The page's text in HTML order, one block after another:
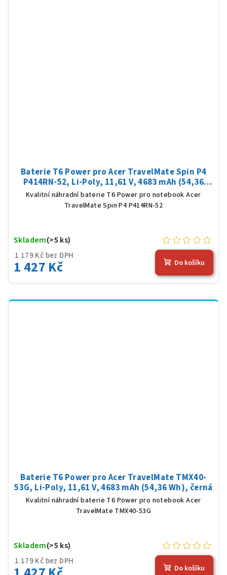
Baterie T6 Power pro Acer TravelMate Spin P4
P414RN-52, Li-Poly, 11,61 V, 4683 mAh (54,36
Wh), černá
Kvalitní náhradní baterie T6 Power pro notebook Acer
TravelMate Spin P4 P414RN-52
1 179 Kč bez DPH
1 427 Kč
Skladem(>5 ks)
Do košíku
Baterie T6 Power pro Acer TravelMate TMX40-
53G, Li-Poly, 11,61 V, 4683 mAh (54,36 Wh), černá
Kvalitní náhradní baterie T6 Power pro notebook Acer
TravelMate TMX40-53G
1 179 Kč bez DPH
Skladem(>5 ks)
Do košíku